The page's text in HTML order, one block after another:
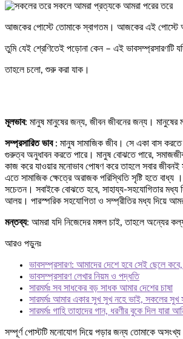
আজকের পোস্টে তোমাকে স্বাগতম। আজকের এই পোস্টে
তুমি যেই শ্রেণিতেই পড়োনা কেন – এই
তাহলে চলো, শুরু করা যাক।
মূলভাব: মানুষ মানুষের জন্য, জীবন জীবনের জন্য। মানুষের
সম্প্রসারিত ভাব: মানুষ সামাজিক জীব। সে একা বাস করতে
গুরুত্ব অনুধাবন করতে পারে। মানুষ বোঝতে পারে,
কাজ করে যাওয়ার মনোভাব পোষণ করে তাহলে সবার জীবনই
এতে সামাজিক ক্ষেত্রে অরাজক পরিস্থিতি সৃষ্টি হতে
সচেতন। সবাইকে বোঝতে হবে, সাহায্য-সহযোগিতার মধ্য
আলয়। পারস্পরিক সহযোগিতা ও সম্প্রীতির মধ্য দিয়ে
মন্তব্য: আমরা যদি নিজেদের মঙ্গল চাই, তাহলে অন্যের
আরও পড়ুনঃ
ভাবসম্প্রসারণ: আমাদের দেশে হবে সেই ছেলে
ভাবসম্প্রসারণ লেখার নিয়ম ও পদ্ধতি
সারমর্মঃ সব সাধকের বড় সাধক আমার দেশের চাষা
সারমর্মঃ আমার একার সুখ সুখ নহে ভাই, সকলের সুখ
সারমর্মঃ গাহি তাহাদের গান, ধরণীর বুকে দিল যারা
সম্পূর্ণ পোস্টটি মনোযোগ দিয়ে পড়ার জন্য তোমাকে